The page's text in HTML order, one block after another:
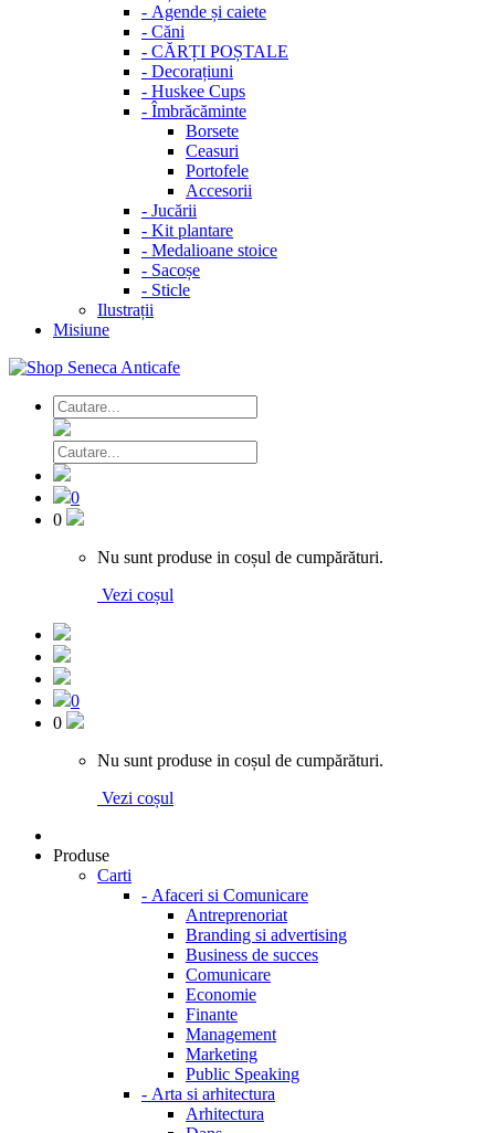
- Agende și caiete
- Căni
- CĂRȚI POȘTALE
- Decorațiuni
- Huskee Cups
- Îmbrăcăminte
Borsete
Ceasuri
Portofele
Accesorii
- Jucării
- Kit plantare
- Medalioane stoice
- Sacoșe
- Sticle
Ilustrații
Misiune
0
0
Nu sunt produse in coșul de cumpărături.
Vezi coșul
0
0
Nu sunt produse in coșul de cumpărături.
Vezi coșul
Produse
Carti
- Afaceri si Comunicare
Antreprenoriat
Branding si advertising
Business de succes
Comunicare
Economie
Finante
Management
Marketing
Public Speaking
- Arta si arhitectura
Arhitectura